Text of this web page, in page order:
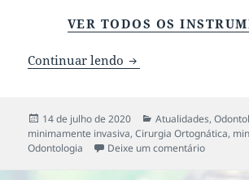
VER TODOS OS
Continuar lendo Mínimos Acessos,
Publicado
em
14 de julho de 2020 Categorias
Atualidades,
minimamente invasiva,Cirurgia Ortognática,
Odontologia
Deixe um comentário